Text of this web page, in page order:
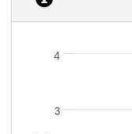
3
4